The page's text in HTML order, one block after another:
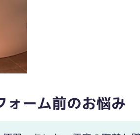
ォーム前のお悩み